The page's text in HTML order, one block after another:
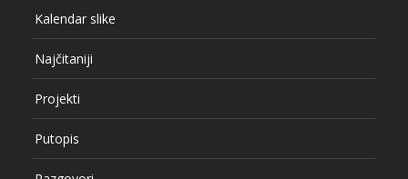
Kalendar slike
Najčitaniji
Projekti
Putopis